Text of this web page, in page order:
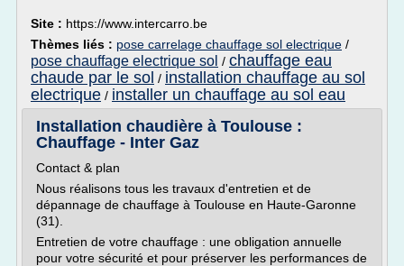
Site : https://www.intercarro.be
Thèmes liés : pose carrelage chauffage sol electrique /
pose chauffage electrique sol / chauffage eau
chaude par le sol / installation chauffage au sol
electrique / installer un chauffage au sol eau
Installation chaudière à Toulouse :
Chauffage - Inter Gaz
Contact & plan
Nous réalisons tous les travaux d'entretien et de
dépannage de chauffage à Toulouse en Haute-Garonne
(31).
Entretien de votre chauffage : une obligation annuelle
pour votre sécurité et pour préserver les performances de